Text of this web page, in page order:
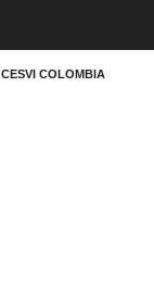
CESVI COLOMBIA